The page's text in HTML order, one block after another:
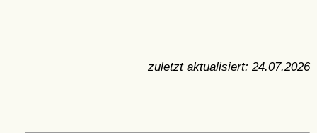
zuletzt aktualisiert: 24.07.2026